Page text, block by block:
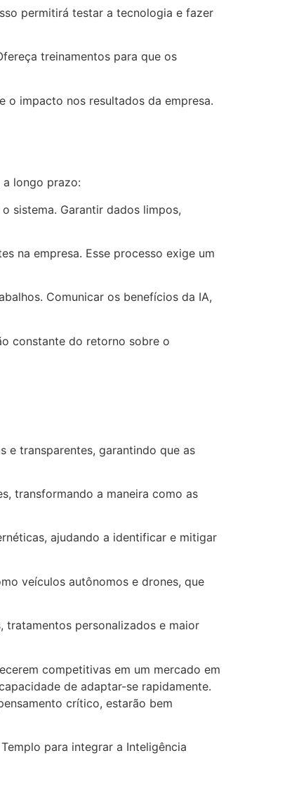
permitirá testar a tecnologia e fazer
treinamentos para que os
o impacto nos resultados da empresa.
a longo prazo:
sistema. Garantir dados limpos,
na empresa. Esse processo exige um
Comunicar os benefícios da IA,
constante do retorno sobre o
e transparentes, garantindo que as
transformando a maneira como as
ajudando a identificar e mitigar
veículos autônomos e drones, que
tratamentos personalizados e maior
competitivas em um mercado em
de adaptar-se rapidamente.
crítico, estarão bem
para integrar a Inteligência